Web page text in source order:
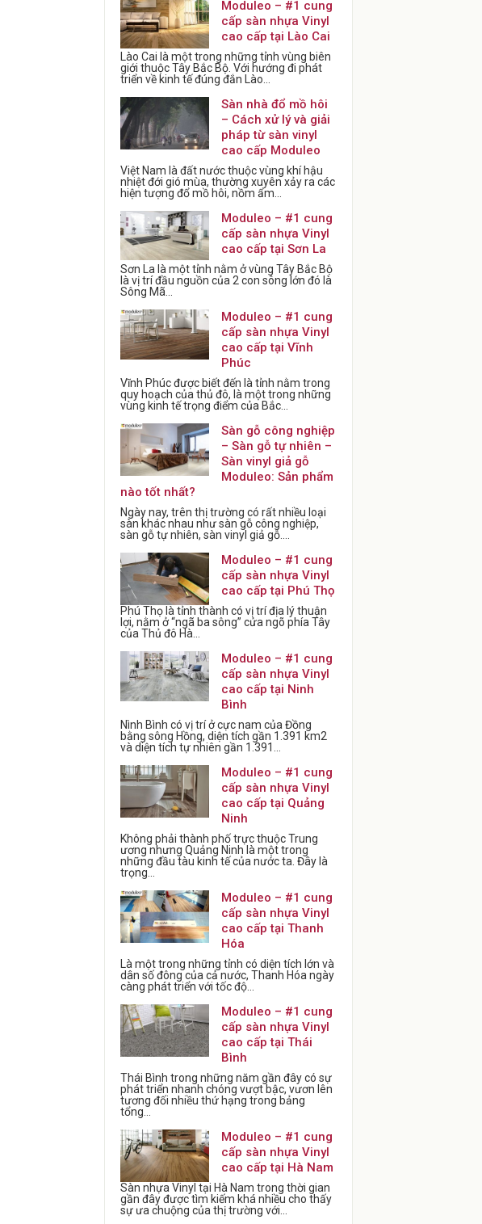
Moduleo – #1 cung
cấp sàn nhựa Vinyl
cao cấp tại Lào Cai
Lào Cai là một trong những tỉnh vùng biên
giới thuộc Tây Bắc Bộ. Với hướng đi phát
triển về kinh tế đúng đắn Lào...
Sàn nhà đổ mồ hôi
– Cách xử lý và giải
pháp từ sàn vinyl
cao cấp Moduleo
Việt Nam là đất nước thuộc vùng khí hậu
nhiệt đới gió mùa, thường xuyên xảy ra các
hiện tượng đổ mồ hôi, nồm ẩm...
Moduleo – #1 cung
cấp sàn nhựa Vinyl
cao cấp tại Sơn La
Sơn La là một tỉnh nằm ở vùng Tây Bắc Bộ
là vị trí đầu nguồn của 2 con sông lớn đó là
Sông Mã...
Moduleo – #1 cung
cấp sàn nhựa Vinyl
cao cấp tại Vĩnh
Phúc
Vĩnh Phúc được biết đến là tỉnh nằm trong
quy hoạch của thủ đô, là một trong những
vùng kinh tế trọng điểm của Bắc...
Sàn gỗ công nghiệp
– Sàn gỗ tự nhiên –
Sàn vinyl giả gỗ
Moduleo: Sản phẩm
nào tốt nhất?
Ngày nay, trên thị trường có rất nhiều loại
sàn khác nhau như sàn gỗ công nghiệp,
sàn gỗ tự nhiên, sàn vinyl giả gỗ....
Moduleo – #1 cung
cấp sàn nhựa Vinyl
cao cấp tại Phú Thọ
Phú Thọ là tỉnh thành có vị trí địa lý thuận
lợi, nằm ở “ngã ba sông” cửa ngõ phía Tây
của Thủ đô Hà...
Moduleo – #1 cung
cấp sàn nhựa Vinyl
cao cấp tại Ninh
Bình
Nình Bình có vị trí ở cực nam của Đồng
bằng sông Hồng, diện tích gần 1.391 km2
và diện tích tự nhiên gần 1.391...
Moduleo – #1 cung
cấp sàn nhựa Vinyl
cao cấp tại Quảng
Ninh
Không phải thành phố trực thuộc Trung
ương nhưng Quảng Ninh là một trong
những đầu tàu kinh tế của nước ta. Đây là
trọng...
Moduleo – #1 cung
cấp sàn nhựa Vinyl
cao cấp tại Thanh
Hóa
Là một trong những tỉnh có diện tích lớn và
dân số đông của cả nước, Thanh Hóa ngày
càng phát triển với tốc độ...
Moduleo – #1 cung
cấp sàn nhựa Vinyl
cao cấp tại Thái
Bình
Thái Bình trong những năm gần đây có sự
phát triển nhanh chóng vượt bậc, vươn lên
tương đối nhiều thứ hạng trong bảng
tổng...
Moduleo – #1 cung
cấp sàn nhựa Vinyl
cao cấp tại Hà Nam
Sàn nhựa Vinyl tại Hà Nam trong thời gian
gần đây được tìm kiếm khá nhiều cho thấy
sự ưa chuộng của thị trường với...